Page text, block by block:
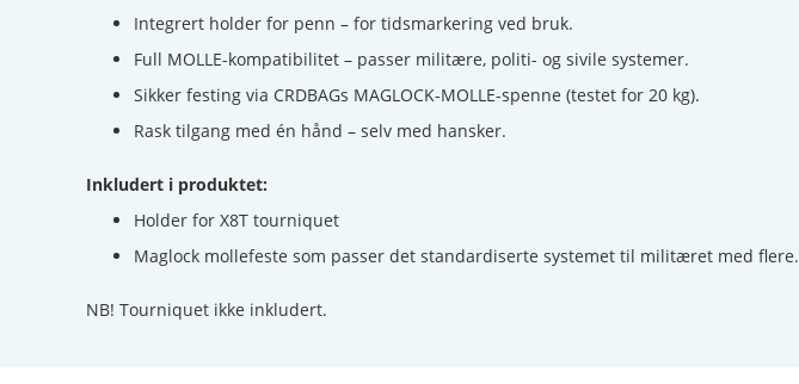
Integrert holder for penn – for tidsmarkering ved bruk.
Full MOLLE-kompatibilitet – passer militære, politi- og sivile systemer.
Sikker festing via CRDBAGs MAGLOCK-MOLLE-spenne (testet for 20 kg).
Rask tilgang med én hånd – selv med hansker.
Inkludert i produktet:
Holder for X8T tourniquet
Maglock mollefeste som passer det standardiserte systemet til militæret med flere.
NB! Tourniquet ikke inkludert.